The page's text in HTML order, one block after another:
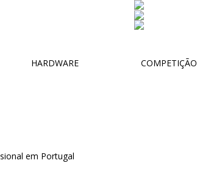
HARDWARE COMPETIÇÃO